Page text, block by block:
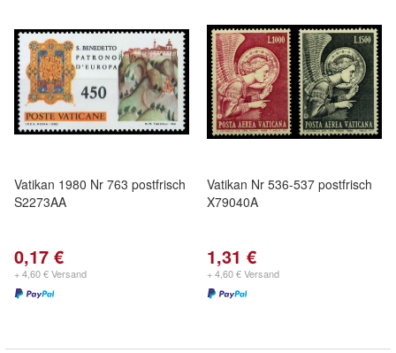
Vatikan 1980 Nr 763 postfrisch
S2273AA
0,17 €
+ 4,60 € Versand
Vatikan Nr 536-537 postfrisch
X79040A
1,31 €
+ 4,60 € Versand